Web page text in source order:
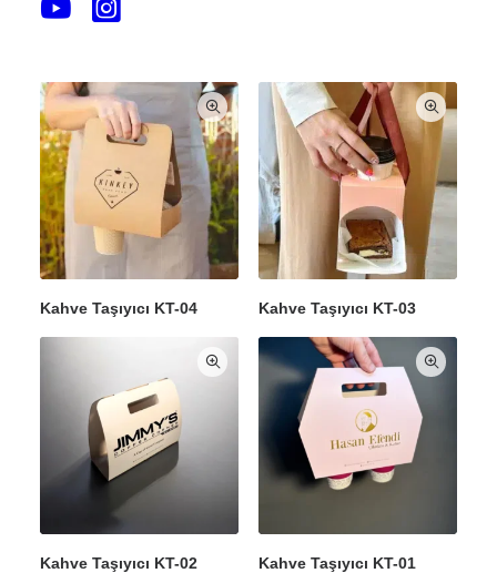
Kahve Taşıyıcı KT-04 Kahve Taşıyıcı KT-03
Kahve Taşıyıcı KT-02 Kahve Taşıyıcı KT-01